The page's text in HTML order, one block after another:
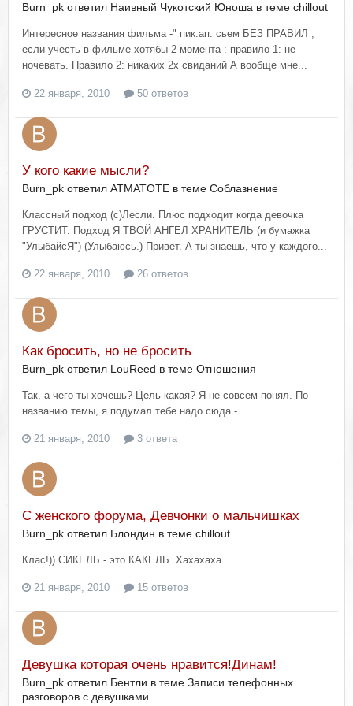
Burn_pk ответил Наивный Чукотский Юноша в теме chillout
Интересное названия фильма -" пик.ап. сьем БЕЗ ПРАВИЛ ,
если учесть в фильме хотябы 2 момента : правило 1: не
ночевать. Правило 2: никаких 2х свиданий А вообще мне...
22 января, 2010 50 ответов
У кого какие мысли?
Burn_pk ответил ATMATOTE в теме Соблазнение
Классный подход (с)Лесли. Плюс подходит когда девочка
ГРУСТИТ. Подход Я ТВОЙ АНГЕЛ ХРАНИТЕЛЬ (и бумажка
"УлыбайсЯ") (Улыбаюсь.) Привет. А ты знаешь, что у каждого...
22 января, 2010 26 ответов
Как бросить, но не бросить
Burn_pk ответил LouReed в теме Отношения
Так, а чего ты хочешь? Цель какая? Я не совсем понял. По
названию темы, я подумал тебе надо сюда -...
21 января, 2010 3 ответа
С женского форума, Девчонки о мальчишках
Burn_pk ответил Блондин в теме chillout
Клас!)) СИКЕЛЬ - это КАКЕЛЬ. Хахахаха
21 января, 2010 15 ответов
Девушка которая очень нравится!Динам!
Burn_pk ответил Бентли в теме Записи телефонных
разговоров с девушками